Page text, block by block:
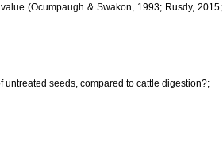
(Ocumpaugh & Swakon, 1993; Rusdy, 2015;
seeds, compared to cattle digestion?;